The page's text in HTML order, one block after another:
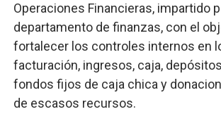
Operaciones Financieras, impartido
departamento de finanzas, con el
fortalecer los controles internos en
facturación, ingresos, caja,
fondos fijos de caja chica y
de escasos recursos.